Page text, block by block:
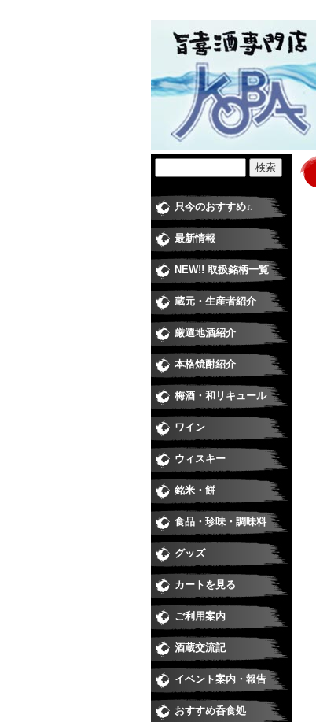
只今のおすすめ♫
最新情報
NEW!! 取扱銘柄一覧
蔵元・生産者紹介
厳選地酒紹介
本格焼酎紹介
梅酒・和リキュール
ワイン
ウィスキー
銘米・餅
食品・珍味・調味料
グッズ
カートを見る
ご利用案内
酒蔵交流記
イベント案内・報告
おすすめ呑食処